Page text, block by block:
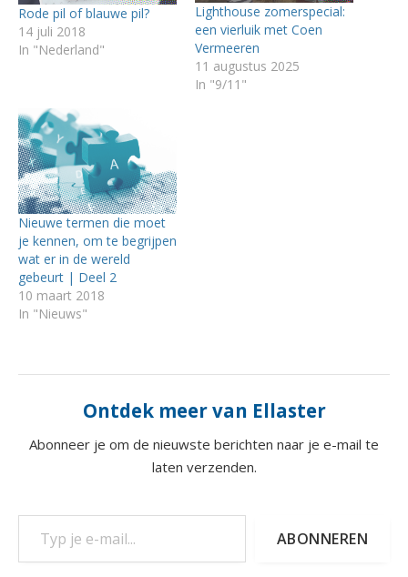
Rode pil of blauwe pil?
14 juli 2018
In "Nederland"
Lighthouse zomerspecial:
een vierluik met Coen
Vermeeren
11 augustus 2025
In "9/11"
Nieuwe termen die moet
je kennen, om te begrijpen
wat er in de wereld
gebeurt | Deel 2
10 maart 2018
In "Nieuws"
Ontdek meer van Ellaster
Abonneer je om de nieuwste berichten naar je e-mail te
laten verzenden.
Typ je e-mail...
ABONNEREN